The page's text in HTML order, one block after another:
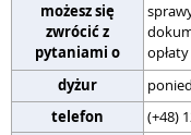
możesz się
zwrócić z
pytaniami o
dyżur
telefon
(+48)